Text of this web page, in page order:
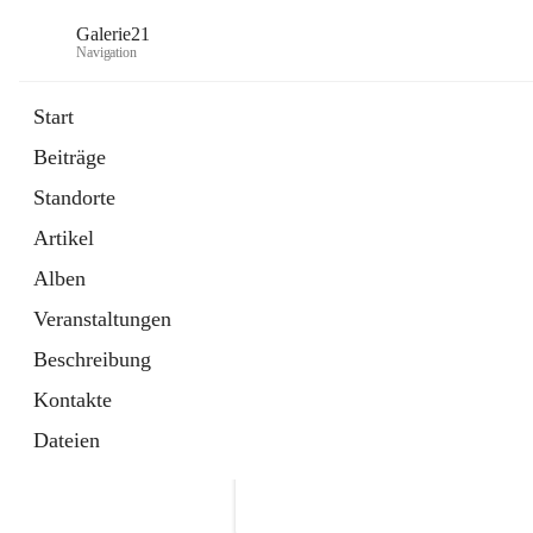
Galerie21
Navigation
Start
Beiträge
Standorte
Artikel
Alben
Veranstaltungen
Beschreibung
Kontakte
Dateien